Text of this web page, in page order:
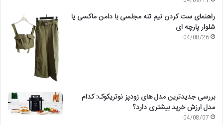
راهنمای ست کردن نیم تنه مجلسی با دامن ماکسی یا
شلوار پارچه ای
04/08/26
بررسی جدیدترین مدل های زودپز نوتریکوک: کدام
مدل ارزش خرید بیشتری دارد؟
04/08/07